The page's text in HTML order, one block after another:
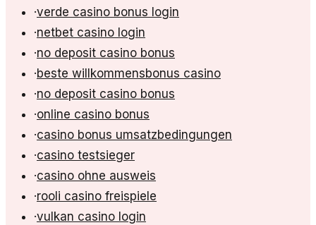
·verde casino bonus login
·netbet casino login
·no deposit casino bonus
·beste willkommensbonus casino
·no deposit casino bonus
·online casino bonus
·casino bonus umsatzbedingungen
·casino testsieger
·casino ohne ausweis
·rooli casino freispiele
·vulkan casino login